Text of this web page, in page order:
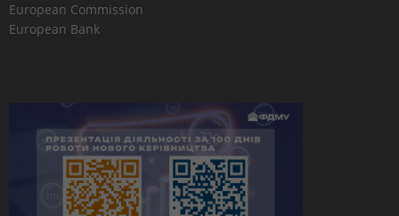
European Commission
European Bank